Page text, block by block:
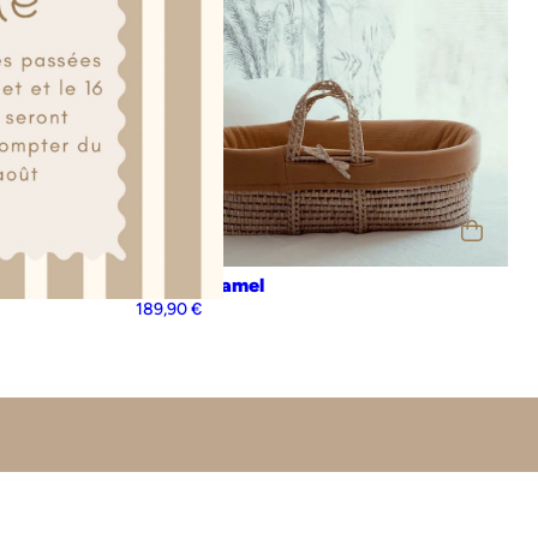
made in france et
de petit édredon pour le lit de votre enfant.
de matières garanties sans substance nocive ou
peau sensible des nouveau-nés et sera respectueux de sa
et apporte un soin particulier à vos colis : vos produits
une jolie boîte qui peut également servir de boîte cadeau
Couffin camel
189,90€